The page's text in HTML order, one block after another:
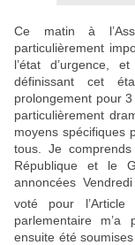
Ce matin à
particulièrement
l’état d’urgence,
définissant cet
prolongement pour
particulièrement
moyens spécifiques
tous. Je
République et le
annoncées
voté pour l’Article
parlementaire
ensuite été